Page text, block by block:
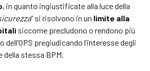
, in quanto ingiustificate alla luce della
” si risolvono in un limite alla
siccome precludono o rendono più
pregiudicando l’interesse degli
stessa BPM.